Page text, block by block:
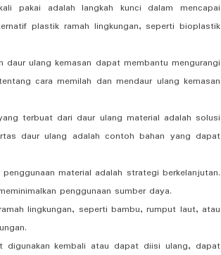
pakai adalah langkah kunci dalam mencapai
plastik ramah lingkungan, seperti bioplastik
daur ulang kemasan dapat membantu mengurangi
cara memilah dan mendaur ulang kemasan
terbuat dari daur ulang material adalah solusi
daur ulang adalah contoh bahan yang dapat
material adalah strategi berkelanjutan.
penggunaan sumber daya.
lingkungan, seperti bambu, rumput laut, atau
kembali atau dapat diisi ulang, dapat